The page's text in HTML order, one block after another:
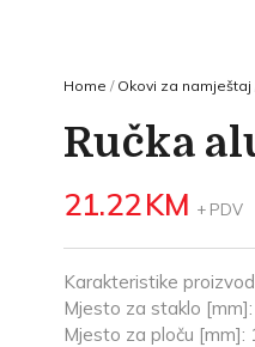
Home / Okovi za namještaj
Ručka
21.22KM + PDV
Karakteristike
Mjesto za staklo
Mjesto za ploču [mm]: